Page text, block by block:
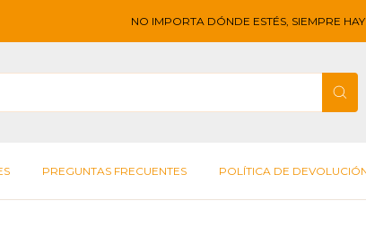
NO IMPORTA DÓNDE ESTÉS, SIEMPRE
PREGUNTAS FRECUENTES POLÍTICA DE